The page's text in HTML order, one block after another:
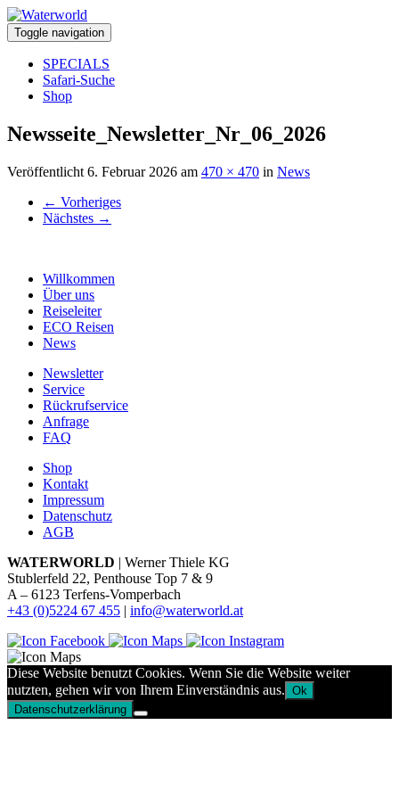
Toggle navigation
SPECIALS
Safari-Suche
Shop
Newsseite_Newsletter_Nr_06_2026
Veröffentlicht 6. Februar 2026 am 470 × 470 in News
← Vorheriges
Nächstes →
Willkommen
Über uns
Reiseleiter
ECO Reisen
News
Newsletter
Service
Rückrufservice
Anfrage
FAQ
Shop
Kontakt
Impressum
Datenschutz
AGB
WATERWORLD | Werner Thiele KG
Stublerfeld 22, Penthouse Top 7 & 9
A – 6123 Terfens-Vomperbach
+43 (0)5224 67 455 | info@waterworld.at
Diese Website benutzt Cookies. Wenn Sie die Website weiter
nutzten, gehen wir von Ihrem Einverständnis aus. Ok
Datenschutzerklärung